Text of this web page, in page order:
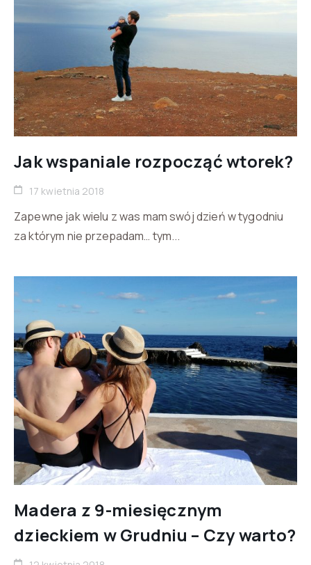
Jak wspaniale rozpocząć wtorek?
17 kwietnia 2018
Zapewne jak wielu z was mam swój dzień w tygodniu
za którym nie przepadam… tym...
Madera z 9-miesięcznym
dzieckiem w Grudniu – Czy warto?